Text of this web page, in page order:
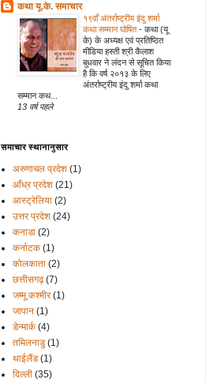
कथा यू.के. समाचार
१९वाँ अंतर्राष्ट्रीय इंदु शर्मा
कथा सम्मान घोषित- कथा (यू
के) के अध्यक्ष एवं प्रतिष्ठित
मीडिया हस्ती श्री कैलाश
बुधवार ने लंदन से सूचित किया
है कि वर्ष २०१३ के लिए
अंतर्राष्ट्रीय इंदु शर्मा कथा
सम्मान कथ...
13 वर्ष पहले
समाचार स्थानानुसार
अरुणाचल प्रदेश (1)
आँध्र प्रदेश (21)
आस्ट्रेलिया (2)
उत्तर प्रदेश (24)
कनाडा (2)
कर्नाटक (1)
कोलकाता (2)
छत्तीसगढ़ (7)
जम्मू कश्मीर (1)
जापान (1)
डेन्मार्क (4)
तमिलनाडु (1)
थाईलैंड (1)
दिल्ली (35)